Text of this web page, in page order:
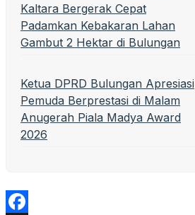
Kaltara Bergerak Cepat
Padamkan Kebakaran Lahan
Gambut 2 Hektar di Bulungan
Ketua DPRD Bulungan Apresiasi
Pemuda Berprestasi di Malam
Anugerah Piala Madya Award
2026